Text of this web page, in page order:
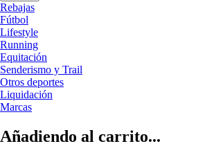
Rebajas
Fútbol
Lifestyle
Running
Equitación
Senderismo y Trail
Otros deportes
Liquidación
Marcas
Añadiendo al carrito...